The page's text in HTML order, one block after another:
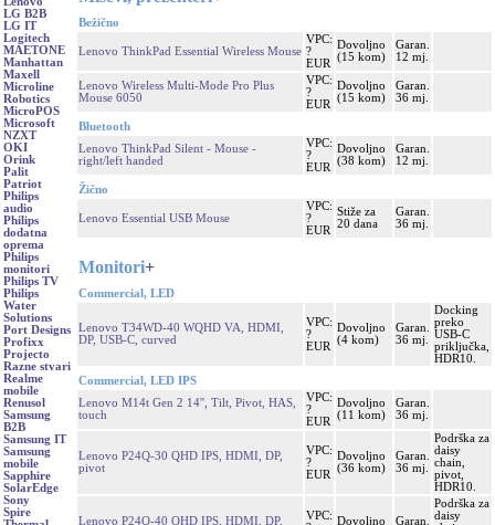
LG B2B
LG IT
Logitech
MAETONE
Manhattan
Maxell
Microline
Robotics
MicroPOS
Microsoft
NZXT
OKI
Orink
Palit
Patriot
Philips
audio
Philips
dodatna
oprema
Philips
monitori
Philips TV
Philips
Water
Solutions
Port Designs
Profixx
Projecto
Razne stvari
Realme
mobile
Renusol
Samsung
B2B
Samsung IT
Samsung
mobile
Sapphire
SolarEdge
Sony
Spire
Bežično
Lenovo ThinkPad Essential Wireless Mouse
VPC:
?
EUR
Dovoljno
(15 kom)
Garan.
12 mj.
Lenovo Wireless Multi-Mode Pro Plus
Mouse 6050
VPC:
?
EUR
Dovoljno
(15 kom)
Garan.
36 mj.
Bluetooth
Lenovo ThinkPad Silent - Mouse -
right/left handed
VPC:
?
EUR
Dovoljno
(38 kom)
Garan.
12 mj.
Žično
Lenovo Essential USB Mouse
VPC:
?
EUR
Stiže za
20 dana
Garan.
36 mj.
Monitori+
Commercial, LED
Lenovo T34WD-40 WQHD VA, HDMI,
DP, USB-C, curved
VPC:
?
EUR
Dovoljno
(4 kom)
Garan.
36 mj.
Docking
preko
USB-C
priključka,
HDR10.
Commercial, LED IPS
Lenovo M14t Gen 2 14'', Tilt, Pivot, HAS,
touch
VPC:
?
EUR
Dovoljno
(11 kom)
Garan.
36 mj.
Lenovo P24Q-30 QHD IPS, HDMI, DP,
pivot
VPC:
?
EUR
Dovoljno
(36 kom)
Garan.
36 mj.
Podrška za
daisy
chain,
pivot,
HDR10.
Lenovo P24Q-40 QHD IPS, HDMI, DP,
VPC: Dovoljno
Garan.
Podrška za
daisy